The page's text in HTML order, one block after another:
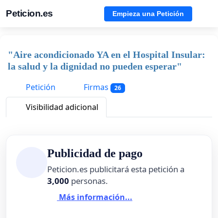
Peticion.es Empieza una Petición
"Aire acondicionado YA en el Hospital Insular:
la salud y la dignidad no pueden esperar"
Petición
Firmas 26
Visibilidad adicional
Publicidad de pago
Peticion.es publicitará esta petición a
3,000 personas.
Más información...